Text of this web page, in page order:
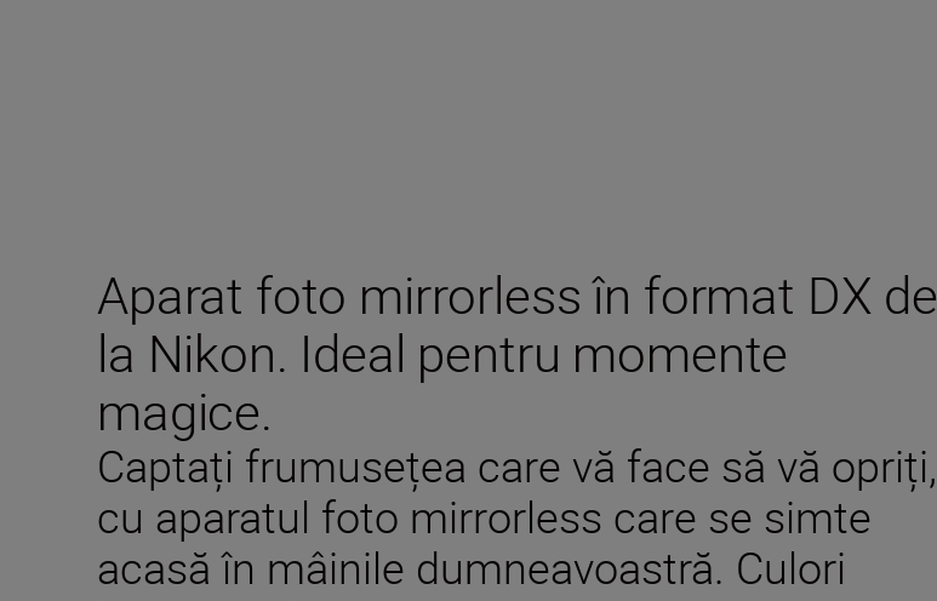
Aparat foto mirrorless în format DX de
la Nikon. Ideal pentru momente
magice.
Captați frumusețea care vă face să vă opriți,
cu aparatul foto mirrorless care se simte
acasă în mâinile dumneavoastră. Culori